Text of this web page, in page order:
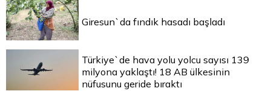
Giresun`da fındık hasadı başladı
Türkiye`de hava yolu yolcu sayısı 139
milyona yaklaştı! 18 AB ülkesinin
nüfusunu geride bıraktı